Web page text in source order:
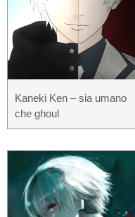
Kaneki Ken – sia umano
che ghoul